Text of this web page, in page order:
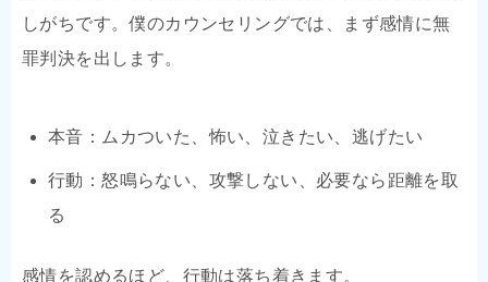
しがちです。僕のカウンセリングでは、まず感情に無
罪判決を出します。
本音：ムカついた、怖い、泣きたい、逃げたい
行動：怒鳴らない、攻撃しない、必要なら距離を取
る
感情を認めるほど、行動は落ち着きます。